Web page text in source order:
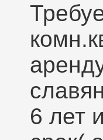
6 лет